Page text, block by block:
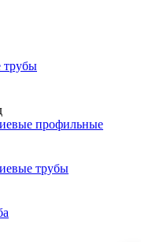
профильные
трубы